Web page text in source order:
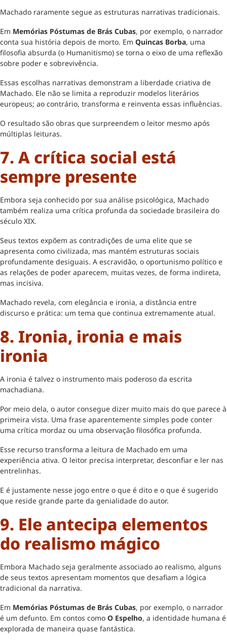
Machado raramente segue as estruturas narrativas tradicionais.
Em Memórias Póstumas de Brás Cubas, por exemplo, o narrador
conta sua história depois de morto. Em Quincas Borba, uma
filosofia absurda (o Humanitismo) se torna o eixo de uma reflexão
sobre poder e sobrevivência.
Essas escolhas narrativas demonstram a liberdade criativa de
Machado. Ele não se limita a reproduzir modelos literários
europeus; ao contrário, transforma e reinventa essas influências.
O resultado são obras que surpreendem o leitor mesmo após
múltiplas leituras.
7. A crítica social está
sempre presente
Embora seja conhecido por sua análise psicológica, Machado
também realiza uma crítica profunda da sociedade brasileira do
século XIX.
Seus textos expõem as contradições de uma elite que se
apresenta como civilizada, mas mantém estruturas sociais
profundamente desiguais. A escravidão, o oportunismo político e
as relações de poder aparecem, muitas vezes, de forma indireta,
mas incisiva.
Machado revela, com elegância e ironia, a distância entre
discurso e prática: um tema que continua extremamente atual.
8. Ironia, ironia e mais
ironia
A ironia é talvez o instrumento mais poderoso da escrita
machadiana.
Por meio dela, o autor consegue dizer muito mais do que parece à
primeira vista. Uma frase aparentemente simples pode conter
uma crítica mordaz ou uma observação filosófica profunda.
Esse recurso transforma a leitura de Machado em uma
experiência ativa. O leitor precisa interpretar, desconfiar e ler nas
entrelinhas.
E é justamente nesse jogo entre o que é dito e o que é sugerido
que reside grande parte da genialidade do autor.
9. Ele antecipa elementos
do realismo mágico
Embora Machado seja geralmente associado ao realismo, alguns
de seus textos apresentam momentos que desafiam a lógica
tradicional da narrativa.
Em Memórias Póstumas de Brás Cubas, por exemplo, o narrador
é um defunto. Em contos como O Espelho, a identidade humana é
explorada de maneira quase fantástica.